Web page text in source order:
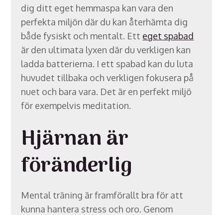
dig ditt eget hemmaspa kan vara den
perfekta miljön där du kan återhämta dig
både fysiskt och mentalt. Ett eget spabad
är den ultimata lyxen där du verkligen kan
ladda batterierna. I ett spabad kan du luta
huvudet tillbaka och verkligen fokusera på
nuet och bara vara. Det är en perfekt miljö
för exempelvis meditation.
Hjärnan är
föränderlig
Mental träning är framförallt bra för att
kunna hantera stress och oro. Genom